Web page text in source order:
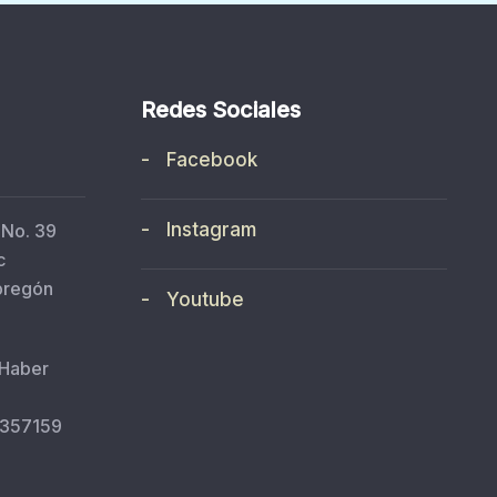
39
Redes Sociales
- Facebook
- Instagram
- Youtube